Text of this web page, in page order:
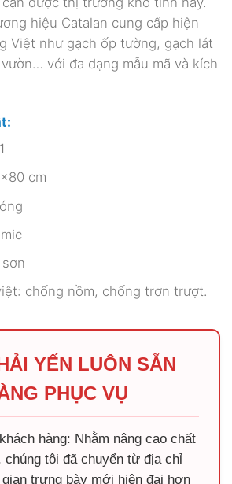
hiệu Catalan cung cấp hiện
Việt như gạch ốp tường, gạch lát
với đa dạng mẫu mã và kích
cm
chống nồm, chống trơn trượt.
YẾN LUÔN SẴN
PHỤC VỤ
hàng: Nhằm nâng cao chất
chúng tôi đã chuyển từ địa chỉ
trưng bày mới hiện đại hơn